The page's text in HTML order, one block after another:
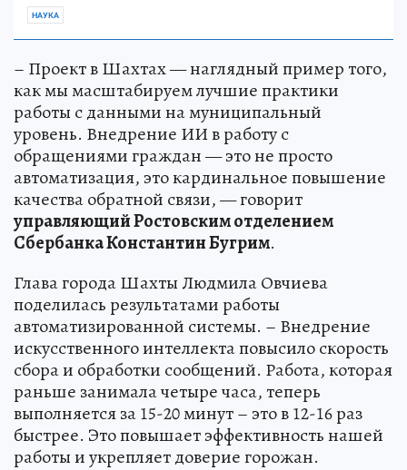
НАУКА
– Проект в Шахтах — наглядный пример того,
как мы масштабируем лучшие практики
работы с данными на муниципальный
уровень. Внедрение ИИ в работу с
обращениями граждан — это не просто
автоматизация, это кардинальное повышение
качества обратной связи, — говорит
управляющий Ростовским отделением
Сбербанка Константин Бугрим.
Глава города Шахты Людмила Овчиева
поделилась результатами работы
автоматизированной системы. – Внедрение
искусственного интеллекта повысило скорость
сбора и обработки сообщений. Работа, которая
раньше занимала четыре часа, теперь
выполняется за 15-20 минут – это в 12-16 раз
быстрее. Это повышает эффективность нашей
работы и укрепляет доверие горожан.